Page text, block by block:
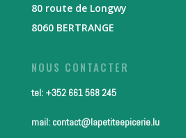
80 route de Longwy
8060 BERTRANGE
NOUS CONTACTER
tel: +352 661 568 245
mail: contact@lapetiteepicerie.lu